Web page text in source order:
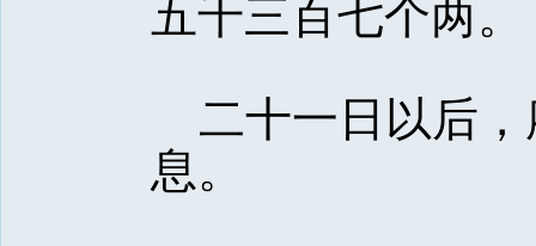
五千三百七个两。
二十一日以后，
息。